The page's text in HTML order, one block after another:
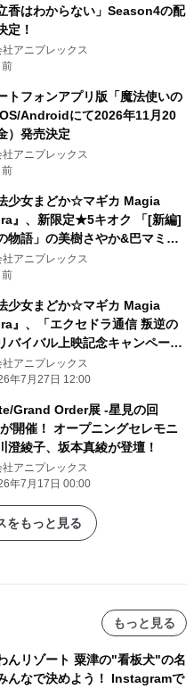
香はわからない」Season4の配
定！
社アニプレックス
トフォンアプリ版「魔法使いの
Androidにて2026年11月20
）発売決定
社アニプレックス
法少女まどか☆マギカ Magia
』、新限定★5キオク 「[新編]
物語」の美樹さやか&巴マミ登
[新編]叛逆の物語」リバイバル
念でマギカストーン最大9,000
社アニプレックス
法少女まどか☆マギカ Magia
』、「エクセドラ通信 叛逆の
バイバル上映記念キャンペーン
禁SP」が7月30日(木)20時〜生
定！
社アニプレックス
年7月27日 12:00
Grand Order展 -星見の回
開催！ オープニングセレモニ
澄綾子、坂本真綾が登壇！
社アニプレックス
年7月17日 00:00
をもっと見る
もっと見る
んリゾート 粟津の"看板犬"の名
んなで決めよう！ Instagramで